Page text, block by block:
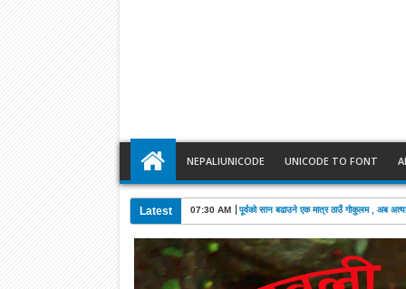
NEPALIUNICODE UNICODE TO FONT
Latest 07:30 AM पूर्वको सान बढाउने एक मात्र ठाउँ गोकुलम , अब